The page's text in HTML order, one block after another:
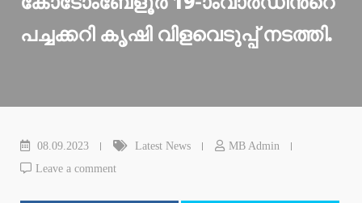
പച്ചക്കറി കൃഷി വിളവെടുപ്പ് നടത്തി.
08.09.2023 Latest News
MB Admin
Leave a comment